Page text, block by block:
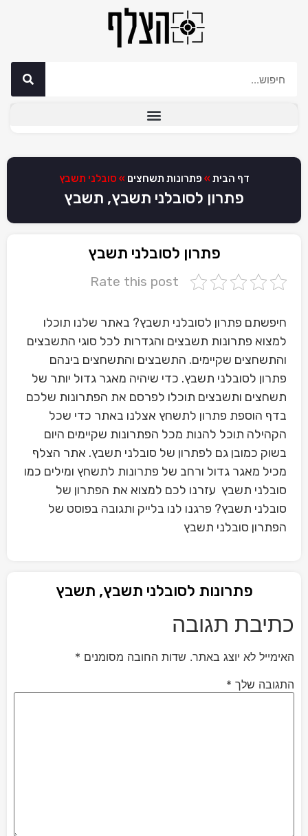
דף הבית » פתרונות תשחצים » סובלני תשבץ
פתרון לסובלני תשבץ, תשבץ
פתרון לסובלני תשבץ
Rate this post
חיפשתם פתרון לסובלני תשבץ? באתר שלנו תוכלו
למצוא פתרונות תשבצים והגדרות לכל סוגי התשבצים
והתשחצים שקיימים. התשבצים והתשחצים בינהם
פתרון לסובלני תשבץ. כדי שיהיה מאגר גדול יותר של
תשחצים ותשבצים תוכלו לפרסם את הפתרונות שלכם
בדף הוספת פתרון לתשחץ אצלנו באתר כדי שכל
הקהילה תוכל להנות מכל הפתרונות שקיימים היום
בשוק כמובן גם לפתרון של סובלני תשבץ. אתר הצלף
מכיל מאגר גדול ורחב של פתרונות לתשחץ ומילים כמו
סובלני תשבץ עזרנו לכם למצוא את הפתרון של
סובלני תשבץ? פרגנו לנו בלייק ותגובה בפוסט של
הפתרון סובלני תשבץ
פתרונות לסובלני תשבץ, תשבץ
כתיבת תגובה
האימייל לא יוצג באתר. שדות החובה מסומנים *
התגובה שלך *